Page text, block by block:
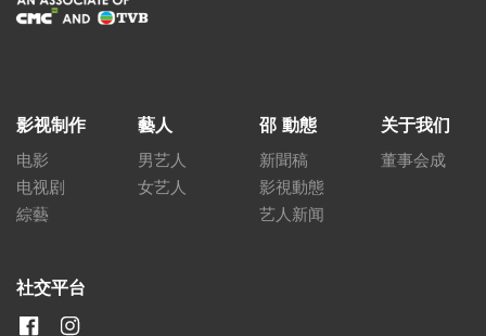
影视制作
电影
电视剧
綜藝
藝人
男艺人
女艺人
邵 動態
新聞稿
影視動態
艺人新闻
关于我们
董事会成
社交平台